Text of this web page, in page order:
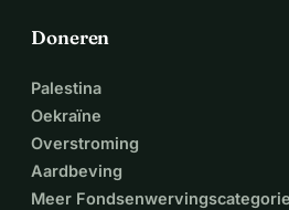
Doneren
Palestina
Oekraïne
Overstroming
Aardbeving
Meer